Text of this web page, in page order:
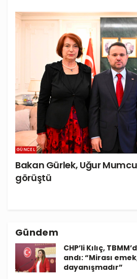
GÜNCEL
Bakan Gürlek, Uğur
görüştü
Gündem
CHP’li Kılıç,
andı: “Mirası
dayanışmadır”